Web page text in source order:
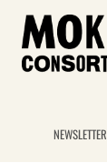
NEWSLETTER